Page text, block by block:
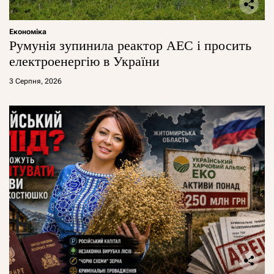
Економіка
Румунія зупинила реактор АЕС і просить
електроенергію в України
3 Серпня, 2026